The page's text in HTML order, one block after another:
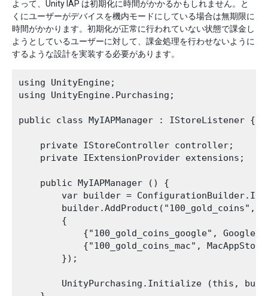
よって、Unity IAP は初期化に時間がかかるかもしれません。と
くにユーザーがデバイスを機内モードにしている場合は無期限に
時間がかかります。初期化が正常に行われていない状態で課金し
ようとしているユーザーに対して、課金処理を行わせないように
するような設計を実装する必要があります。
using UnityEngine;
using UnityEngine.Purchasing;
public class MyIAPManager : IStoreListener {
    private IStoreController controller;
    private IExtensionProvider extensions;
    public MyIAPManager () {
var builder =
builder.AddProduct("100_gold_coins",
        {
{"100_gold_coins_google",
{"100_gold_coins_mac",
        });
UnityPurchasing.Initialize (this,